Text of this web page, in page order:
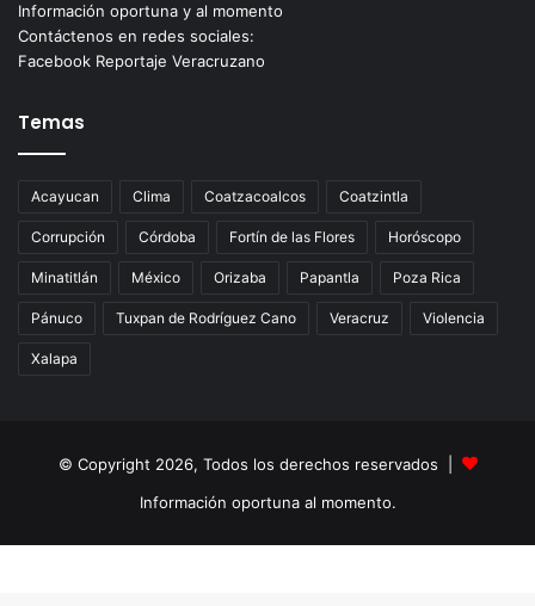
Información oportuna y al momento
Contáctenos en redes sociales:
Facebook Reportaje Veracruzano
Temas
Acayucan Clima Coatzacoalcos Coatzintla
Corrupción Córdoba Fortín de las Flores Horóscopo
Minatitlán México Orizaba Papantla Poza Rica
Pánuco Tuxpan de Rodríguez Cano Veracruz Violencia
Xalapa
© Copyright 2026, Todos los derechos reservados |
Información oportuna al momento.